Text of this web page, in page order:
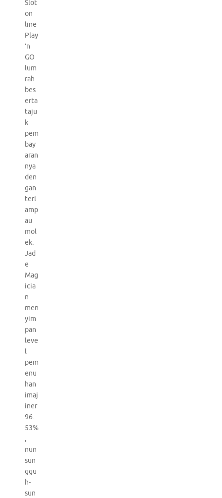
Slot
on
line
Play
’n
GO
lum
rah
bes
erta
taju
k
pem
bay
aran
nya
den
gan
terl
amp
au
mol
ek.
Jad
e
Mag
icia
n
men
yim
pan
leve
l
pem
enu
han
imaj
iner
96.
53%
,
nun
sun
ggu
h-
sun